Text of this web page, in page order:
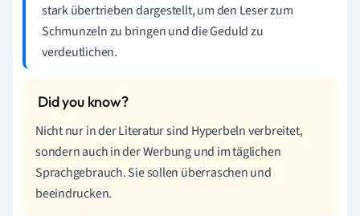
stark übertrieben dargestellt, um den Leser zum
Schmunzeln zu bringen und die Geduld zu
verdeutlichen.
Nicht nur in der Literatur sind Hyperbeln verbreitet,
sondern auch in der Werbung und im täglichen
Sprachgebrauch. Sie sollen überraschen und
beeindrucken.